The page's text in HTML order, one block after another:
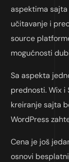
aspektima
učitavanje i
source
mogućnosti
Sa aspekta
prednosti. Wix i
kreiranje sajta
WordPress
Cena je još
osnovi